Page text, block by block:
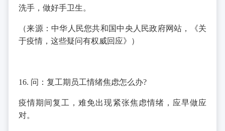
洗手，做好手卫生。
（来源：中华人民您共和国中央人民政府网站，《关
于疫情，这些疑问有权威回应》）
16. 问：复工期员工情绪焦虑怎么办?
疫情期间复工，难免出现紧张焦虑情绪，应早做应
对。